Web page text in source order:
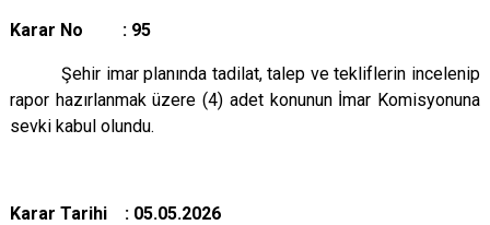
Karar No : 95
Şehir imar planında tadilat, talep ve tekliflerin incelenip
rapor hazırlanmak üzere (4) adet konunun İmar Komisyonuna
sevki kabul olundu.
Karar Tarihi : 05.05.2026